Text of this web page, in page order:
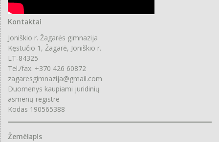
Kontaktai
Joniškio r. Žagarės gimnazija
Kęstučio 1, Žagarė, Joniškio r.
LT-84325
Tel./fax. +370 426 60872
zagaresgimnazija@gmail.com
Duomenys kaupiami juridinių
asmenų registre
Kodas 190565388
Žemėlapis